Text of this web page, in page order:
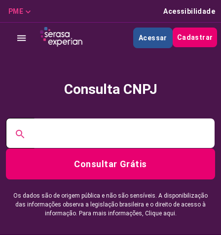
PME Acessibilidade
Acessar Cadastrar
Consulta CNPJ
Consultar Grátis
Os dados são de origem pública e não são sensíveis. A disponibilização
das informações observa a legislação brasileira e o direito de acesso à
informação. Para mais informações, Clique aqui.